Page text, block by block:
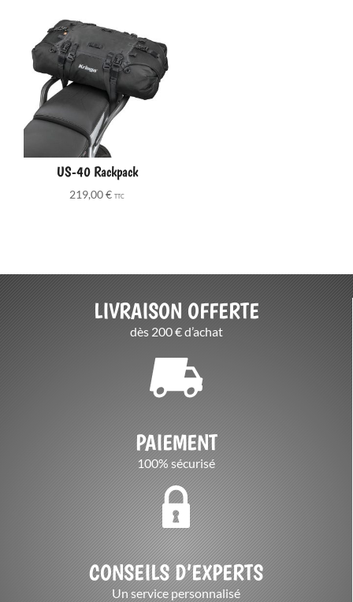
US-40 Rackpack
219,00€ TTC
LIVRAISON OFFERTE
dès 200 € d’achat
PAIEMENT
100% sécurisé
CONSEILS D’EXPERTS
Un service personnalisé